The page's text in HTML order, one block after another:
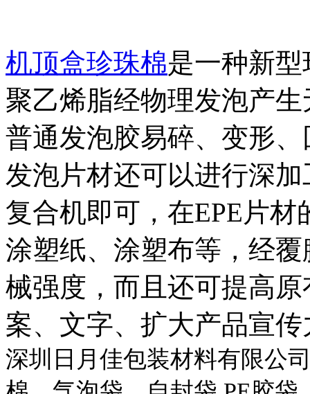
机顶盒珍珠棉是一种新
聚乙烯脂经物理发泡产
普通发泡胶易碎、变形
发泡片材还可以进行深
复合机即可，在EPE片
涂塑纸、涂塑布等，经
械强度，而且还可提高
案、文字、扩大产品宣传
深圳日月佳包装材料有限公